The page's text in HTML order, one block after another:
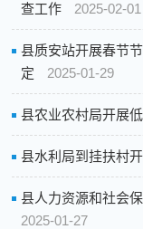
查工作
2025-02-01
县质安站开展春节
定
2025-01-29
县农业农村局开展
县水利局到挂扶村
县人力资源和社会
2025-01-27